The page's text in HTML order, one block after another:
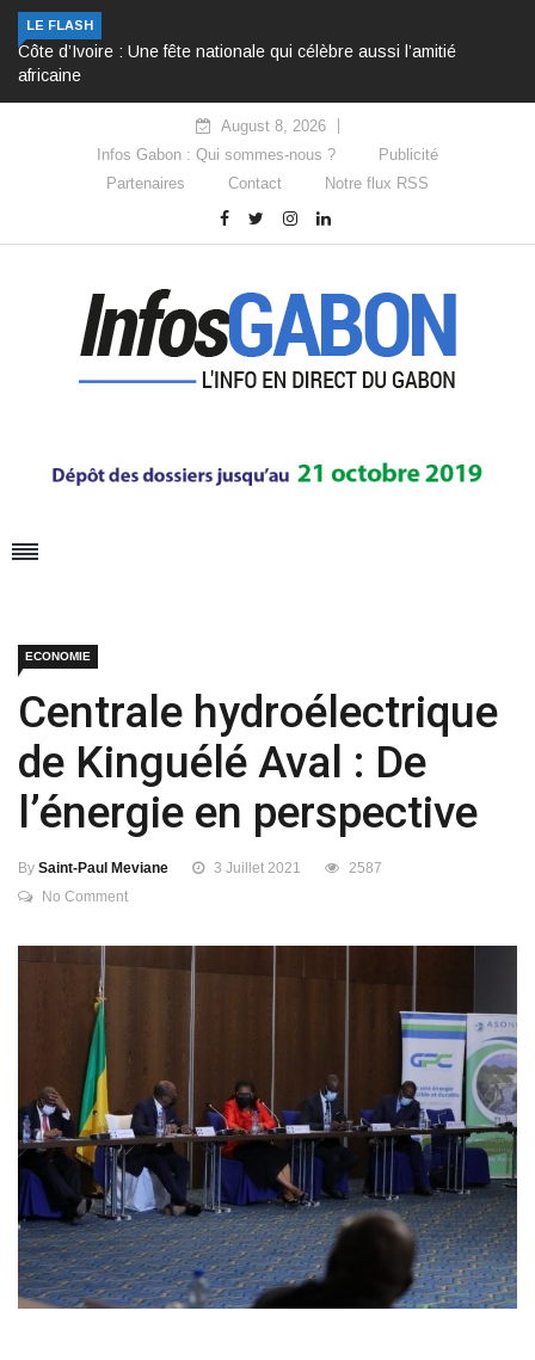
LE FLASH
Côte d’Ivoire : Une fête nationale qui célèbre aussi l’amitié
africaine
August 8, 2026
Infos Gabon : Qui sommes-nous ?
Publicité
Partenaires
Contact Notre flux RSS
ECONOMIE
Centrale hydroélectrique
de Kinguélé Aval : De
l’énergie en perspective
By Saint-Paul Meviane 3 Juillet 2021
2587
No Comment